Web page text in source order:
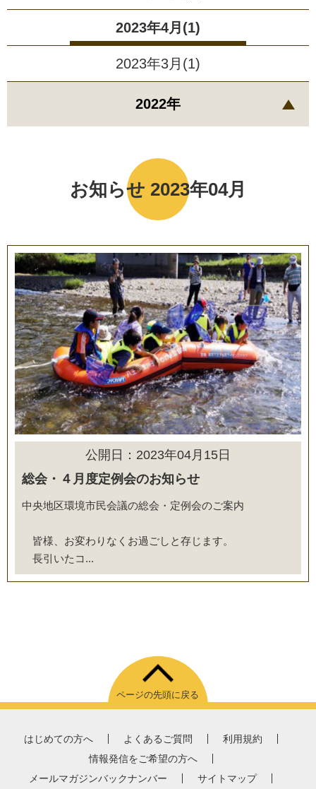
お知らせ 2023年04月
公開日：2023年04月15日
総会・４月度定例会のお知らせ
中央地区環境市民会議の総会・定例会のご案内
皆様、お変わりなくお過ごしと存じます。
長引いたコ...
2023年4月(1)
2023年3月(1)
2022年
ページの先頭に戻る
はじめての方へ よくあるご質問
利用規約
情報発信をご希望の方へ
メールマガジンバックナンバー
サイトマップ